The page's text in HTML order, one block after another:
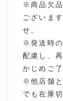
※商品欠
ございま
せ。
※発送時の
配慮し、
かじめご
※他店舗と
でも在庫